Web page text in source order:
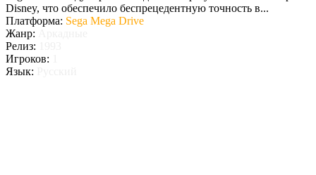
Disney, что обеспечило беспрецедентную точность в...
Платформа: Sega Mega Drive
Жанр:
Релиз:
Игроков:
Язык: